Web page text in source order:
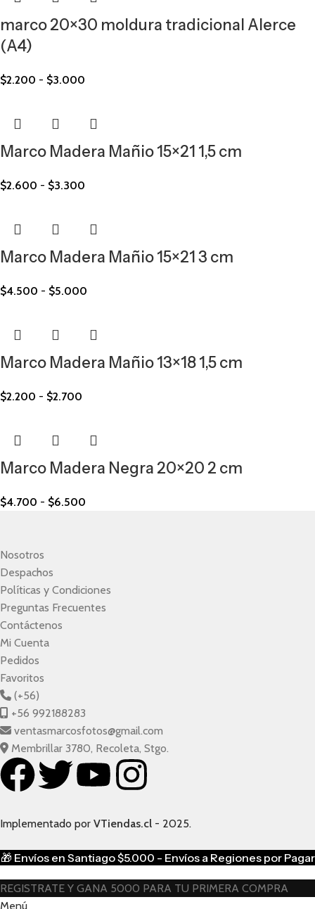
marco 20×30 moldura tradicional Alerce
(A4)
$2.200 - $3.000
Marco Madera Mañio 15×21 1,5 cm
$2.600 - $3.300
Marco Madera Mañio 15×21 3 cm
$4.500 - $5.000
Marco Madera Mañio 13×18 1,5 cm
$2.200 - $2.700
Marco Madera Negra 20×20 2 cm
$4.700 - $6.500
Nosotros
Despachos
Políticas y Condiciones
Preguntas Frecuentes
Contáctenos
Mi Cuenta
Pedidos
Favoritos
(+56)
+56 992188283
ventasmarcosfotos@gmail.com
Membrillar 3780, Recoleta, Stgo.
Implementado por VTiendas.cl - 2025.
🎁 Envíos en Santiago $5.000 - Envíos a Regiones por Pagar
REGISTRATE Y GANA 5000 PARA TU PRIMERA COMPRA
Menú